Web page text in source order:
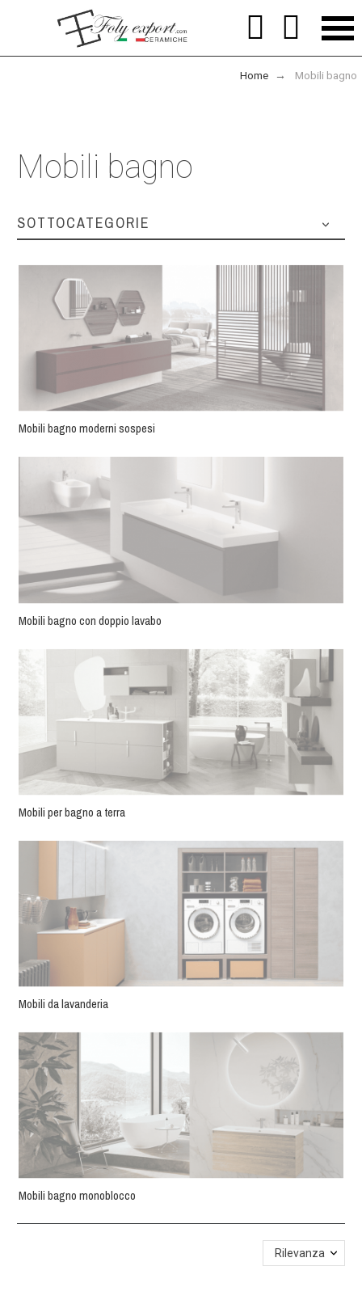
Home Mobili bagno
Mobili bagno
SOTTOCATEGORIE
Mobili bagno moderni sospesi
Mobili bagno con doppio lavabo
Mobili per bagno a terra
Mobili da lavanderia
Mobili bagno monoblocco
Rilevanza
 